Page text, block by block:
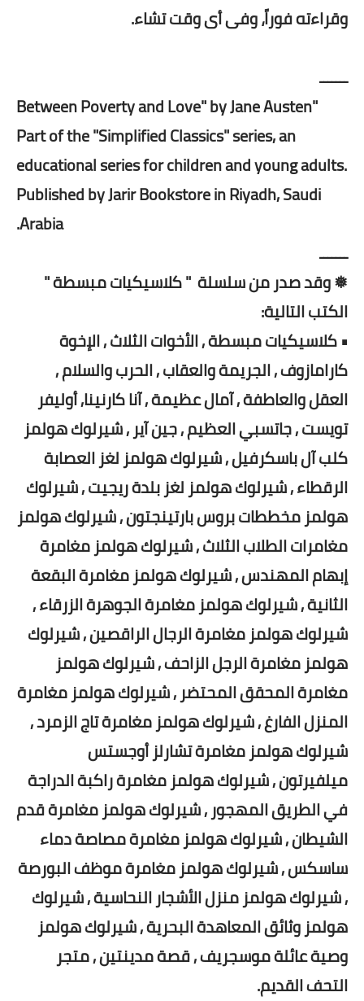
وقراءته فوراً، وفى أى وقت تشاء.
ـــــــ
"Between Poverty and Love" by Jane Austen
Part of the "Simplified Classics" series, an
educational series for children and young adults.
Published by Jarir Bookstore in Riyadh, Saudi
Arabia.
ـــــــ
❅ وقد صدر من سلسلة " كلاسيكيات مبسطة "
الكتب التالية:
• كلاسيكيات مبسطة , الأخوات الثلاث , الإخوة
كارامازوف , الجريمة والعقاب , الحرب والسلام ,
العقل والعاطفة , آمال عظيمة , آنا كارنينا, أوليفر
تويست , جاتسبي العظيم , جين آير , شيرلوك هولمز
كلب آل باسكرفيل , شيرلوك هولمز لغز العصابة
الرقطاء , شيرلوك هولمز لغز بلدة ريجيت , شيرلوك
هولمز مخططات بروس بارتينجتون , شيرلوك هولمز
مغامرات الطلاب الثلاث , شيرلوك هولمز مغامرة
إبهام المهندس , شيرلوك هولمز مغامرة البقعة
الثانية , شيرلوك هولمز مغامرة الجوهرة الزرقاء ,
شيرلوك هولمز مغامرة الرجال الراقصين , شيرلوك
هولمز مغامرة الرجل الزاحف , شيرلوك هولمز
مغامرة المحقق المحتضر , شيرلوك هولمز مغامرة
المنزل الفارغ , شيرلوك هولمز مغامرة تاج الزمرد ,
شيرلوك هولمز مغامرة تشارلز أوجستس
ميلفيرتون , شيرلوك هولمز مغامرة راكبة الدراجة
في الطريق المهجور , شيرلوك هولمز مغامرة قدم
الشيطان , شيرلوك هولمز مغامرة مصاصة دماء
ساسكس , شيرلوك هولمز مغامرة موظف البورصة
, شيرلوك هولمز منزل الأشجار النحاسية , شيرلوك
هولمز وثائق المعاهدة البحرية , شيرلوك هولمز
وصية عائلة موسجريف , قصة مدينتين , متجر
التحف القديم.